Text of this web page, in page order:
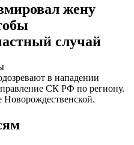
жену
случай
в нападении
СК РФ по региону.